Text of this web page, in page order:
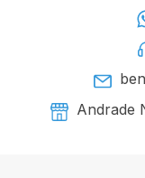
Andrade